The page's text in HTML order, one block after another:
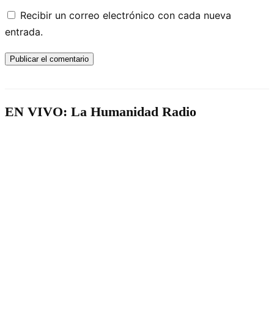
Recibir un correo electrónico con cada nueva
entrada.
EN VIVO: La Humanidad Radio